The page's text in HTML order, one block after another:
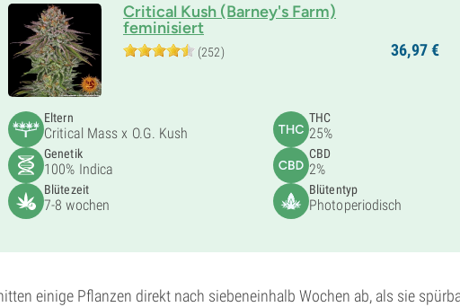
Critical Kush (Barney's Farm)
feminisiert
(252) 36,97€
Eltern
Critical Mass x O.G. Kush
Genetik
100% Indica
Blütezeit
7-8 wochen
THC
25%
CBD
2%
Blütentyp
Photoperiodisch
einige Pflanzen direkt nach siebeneinhalb Wochen ab, als sie